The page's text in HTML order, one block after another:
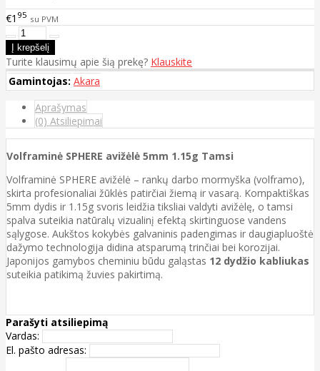
€1 95 su PVM
Turite klausimų apie šią prekę? Klauskite
Gamintojas: Akara
Aprašymas
(0) Atsiliepimai
Volframinė SPHERE avižėlė 5mm 1.15g Tamsi
Volframinė SPHERE avižėlė – rankų darbo mormyška (volframo),
skirta profesionaliai žūklės patirčiai žiemą ir vasarą. Kompaktiškas
5mm dydis ir 1.15g svoris leidžia tiksliai valdyti avižėlę, o tamsi
spalva suteikia natūralų vizualinį efektą skirtinguose vandens
sąlygose. Aukštos kokybės galvaninis padengimas ir daugiapluoštė
dažymo technologija didina atsparumą trinčiai bei korozijai.
Japonijos gamybos cheminiu būdu galąstas 12 dydžio kabliukas
suteikia patikimą žuvies pakirtimą.
Parašyti atsiliepimą
Vardas:
El. pašto adresas: